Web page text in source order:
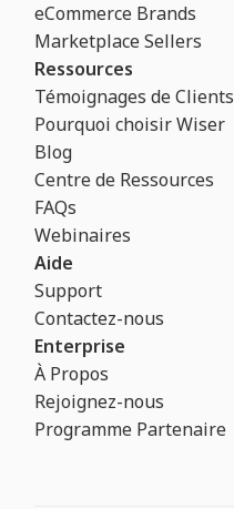
eCommerce Brands
Marketplace Sellers
Ressources
Témoignages de Clients
Pourquoi choisir Wiser
Blog
Centre de Ressources
FAQs
Webinaires
Aide
Support
Contactez-nous
Enterprise
À Propos
Rejoignez-nous
Programme Partenaire